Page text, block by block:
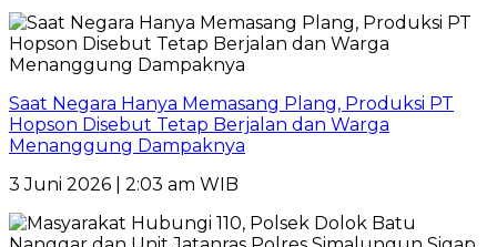
Saat Negara Hanya Memasang Plang, Produksi PT
Hopson Disebut Tetap Berjalan dan Warga
Menanggung Dampaknya
3 Juni 2026 | 2:03 am WIB